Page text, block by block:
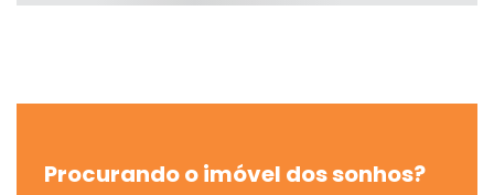
Procurando o imóvel dos sonhos?